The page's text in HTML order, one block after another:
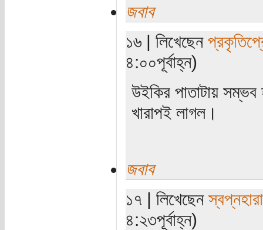
জবাব
১৬ | লিখেছেন
৪:০০পূর্বাহ্ন)
উইকির পাতাটায়
খারাপই লাগল।
জবাব
১৭ | লিখেছেনস্বপ্নহারা
৪:২৩পূর্বাহ্ন)